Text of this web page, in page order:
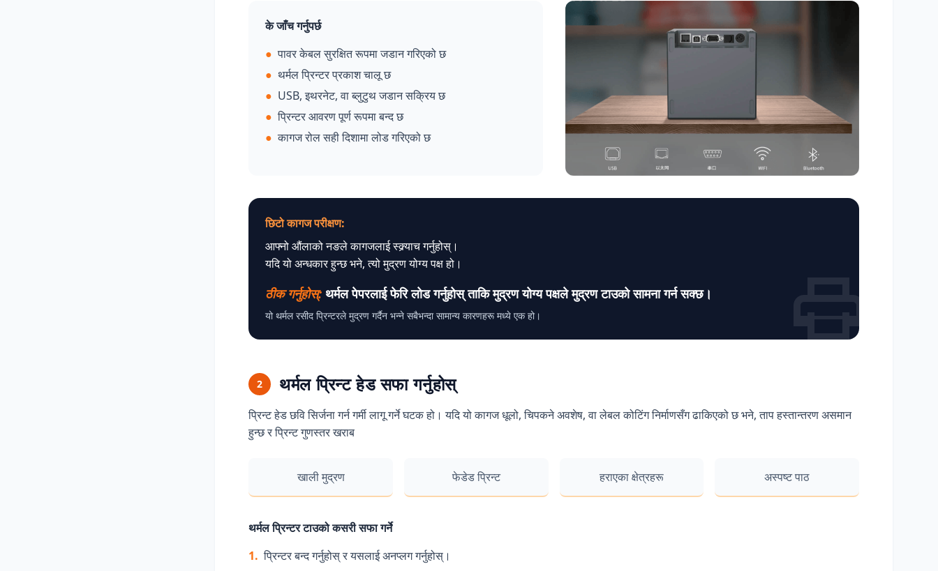
के जाँच गर्नुपर्छ
● पावर केबल सुरक्षित रूपमा जडान गरिएको छ
● थर्मल प्रिन्टर प्रकाश चालू छ
● USB, इथरनेट, वा ब्लुटुथ जडान सक्रिय छ
● प्रिन्टर आवरण पूर्ण रूपमा बन्द छ
● कागज रोल सही दिशामा लोड गरिएको छ
छिटो कागज परीक्षण:
आफ्नो औंलाको नङले कागजलाई स्क्र्याच गर्नुहोस्।
यदि यो अन्धकार हुन्छ भने, त्यो मुद्रण योग्य पक्ष हो।
ठीक गर्नुहोस्: थर्मल पेपरलाई फेरि लोड गर्नुहोस् ताकि मुद्रण योग्य पक्षले मुद्रण टाउको सामना गर्न सक्छ।
यो थर्मल रसीद प्रिन्टरले मुद्रण गर्दैन भन्ने सबैभन्दा सामान्य कारणहरू मध्ये एक हो।
2 थर्मल प्रिन्ट हेड सफा गर्नुहोस्
प्रिन्ट हेड छवि सिर्जना गर्न गर्मी लागू गर्ने घटक हो। यदि यो कागज धूलो, चिपकने अवशेष, वा लेबल कोटिंग निर्माणसँग ढाकिएको छ भने, ताप हस्तान्तरण असमान
हुन्छ र प्रिन्ट गुणस्तर खराब
खाली मुद्रण फेडेड प्रिन्ट हराएका क्षेत्रहरू अस्पष्ट पाठ
थर्मल प्रिन्टर टाउको कसरी सफा गर्ने
1. प्रिन्टर बन्द गर्नुहोस् र यसलाई अनप्लग गर्नुहोस्।